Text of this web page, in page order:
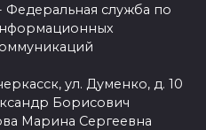
служба по
ул. Думенко, д. 10
Борисович
Марина Сергеевна